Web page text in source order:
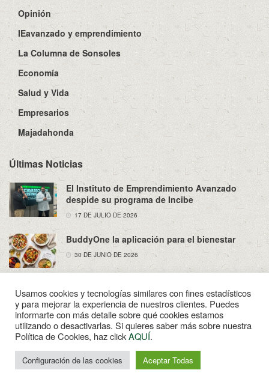
Opinión
IEavanzado y emprendimiento
La Columna de Sonsoles
Economía
Salud y Vida
Empresarios
Majadahonda
Últimas Noticias
El Instituto de Emprendimiento Avanzado
despide su programa de Incibe
17 DE JULIO DE 2026
BuddyOne la aplicación para el bienestar
30 DE JUNIO DE 2026
Sobre Nosotros Política de Privacidad
Aviso Legal
Contacto
© 2022Enpapel- Tu periodico de Madahonda.
Usamos cookies y tecnologías similares con fines estadísticos
y para mejorar la experiencia de nuestros clientes. Puedes
informarte con más detalle sobre qué cookies estamos
utilizando o desactivarlas. Si quieres saber más sobre nuestra
Política de Cookies, haz clickAQUÍ.
Configuración de las cookies Aceptar Todas